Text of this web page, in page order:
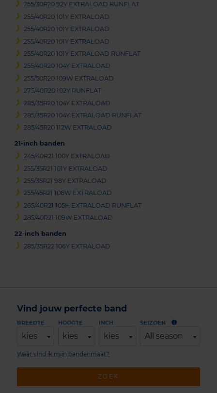
255/30R20 92Y EXTRALOAD RUNFLAT
255/40R20 101Y EXTRALOAD
255/40R20 101Y EXTRALOAD
255/40R20 101Y EXTRALOAD
255/40R20 101Y EXTRALOAD RUNFLAT
255/40R20 104Y EXTRALOAD
255/50R20 109W EXTRALOAD
275/40R20 102Y RUNFLAT
285/35R20 104Y EXTRALOAD
285/35R20 104Y EXTRALOAD RUNFLAT
285/45R20 112W EXTRALOAD
21-inch banden
245/40R21 100Y EXTRALOAD
255/35R21 101Y EXTRALOAD
255/35R21 98Y EXTRALOAD
255/45R21 106W EXTRALOAD
265/40R21 105H EXTRALOAD RUNFLAT
285/40R21 109W EXTRALOAD
22-inch banden
285/35R22 106Y EXTRALOAD
Vind jouw perfecte band
BREEDTE
kies
HOOGTE
kies
INCH
kies
SEIZOEN
All season
ZOEK
Waar vind ik mijn bandenmaat?